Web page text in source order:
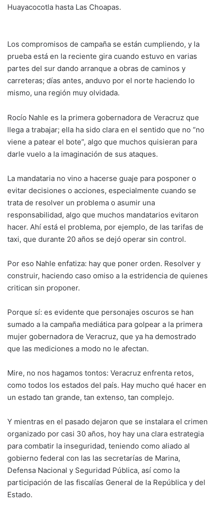
Huayacocotla hasta Las Choapas.
Los compromisos de campaña se están cumpliendo, y la
prueba está en la reciente gira cuando estuvo en varias
partes del sur dando arranque a obras de caminos y
carreteras; días antes, anduvo por el norte haciendo lo
mismo, una región muy olvidada.
Rocío Nahle es la primera gobernadora de Veracruz que
llega a trabajar; ella ha sido clara en el sentido que no “no
viene a patear el bote”, algo que muchos quisieran para
darle vuelo a la imaginación de sus ataques.
La mandataria no vino a hacerse guaje para posponer o
evitar decisiones o acciones, especialmente cuando se
trata de resolver un problema o asumir una
responsabilidad, algo que muchos mandatarios evitaron
hacer. Ahí está el problema, por ejemplo, de las tarifas de
taxi, que durante 20 años se dejó operar sin control.
Por eso Nahle enfatiza: hay que poner orden. Resolver y
construir, haciendo caso omiso a la estridencia de quienes
critican sin proponer.
Porque sí: es evidente que personajes oscuros se han
sumado a la campaña mediática para golpear a la primera
mujer gobernadora de Veracruz, que ya ha demostrado
que las mediciones a modo no le afectan.
Mire, no nos hagamos tontos: Veracruz enfrenta retos,
como todos los estados del país. Hay mucho qué hacer en
un estado tan grande, tan extenso, tan complejo.
Y mientras en el pasado dejaron que se instalara el crimen
organizado por casi 30 años, hoy hay una clara estrategia
para combatir la inseguridad, teniendo como aliado al
gobierno federal con las las secretarías de Marina,
Defensa Nacional y Seguridad Pública, así como la
participación de las fiscalías General de la República y del
Estado.